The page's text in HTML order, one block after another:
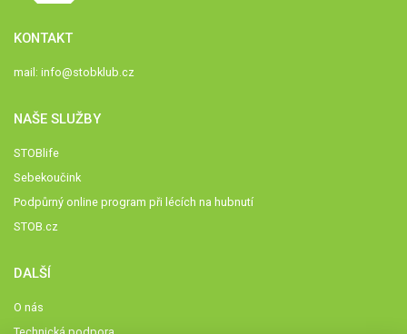
KONTAKT
mail: info@stobklub.cz
NAŠE SLUŽBY
STOBlife
Sebekoučink
Podpůrný online program při lécích na hubnutí
STOB.cz
DALŠÍ
O nás